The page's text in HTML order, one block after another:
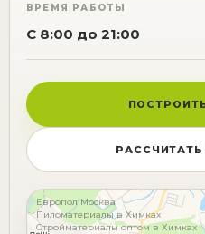
ВРЕМЯ РАБОТЫ
С 8:00 до 21:00
Европол Москва
Пиломатериалы в Химках
Стройматериалы оптом в Химках